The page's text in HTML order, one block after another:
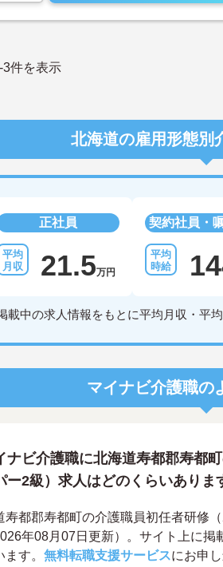
3件を表示
北海道の雇用形態別
正社員
21.5万円
契約社員・
載中の求人情報をもとに平均月収・平
マイナビ介護職の
ナビ介護職に北海道寿都郡寿都
ー2級）求人はどのくらいありま
寿都郡寿都町の介護職員初任者研修
年08月07日更新）。サイト上に掲
ます。 無料転職支援サービスにお申